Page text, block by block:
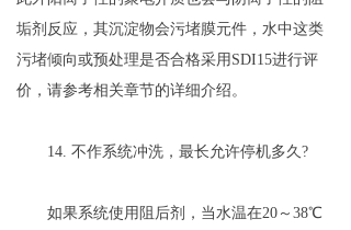
垢剂反应，其沉淀物会污堵膜元件，水中这类
污堵倾向或预处理是否合格采用SDI15进行评
价，请参考相关章节的详细介绍。
14. 不作系统冲洗，最长允许停机多久?
如果系统使用阻后剂，当水温在20～38℃